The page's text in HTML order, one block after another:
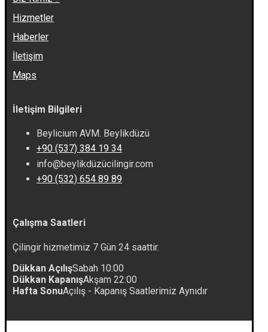
Hizmetler
Haberler
İletişim
Maps
İletişim Bilgileri
Beylicium AVM. Beylikdüzü
+90 (537) 384 19 34
info@beylikdüzücilingir.com
+90 (532) 654 89 89
Çalışma Saatleri
Çilingir hizmetimiz 7 Gün 24 saattir.
Dükkan AçılışSabah 10:00
Dükkan KapanışAkşam 22:00
Hafta SonuAçılış - Kapanış Saatlerimiz Aynıdır